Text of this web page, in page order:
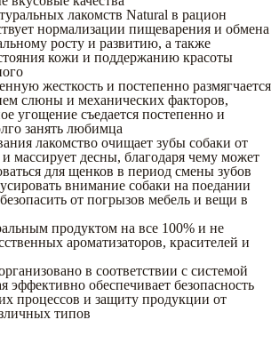
лакомств Natural в рацион
нормализации пищеварения и обмена
росту и развитию, а также
кожи и поддержанию красоты
жесткость и постепенно размягчается
слюны и механических факторов,
угощение съедается постепенно и
занять любимца
лакомство очищает зубы собаки от
массирует десны, благодаря чему может
для щенков в период смены зубов
внимание собаки на поедании
от погрызов мебель и вещи в
продуктом на все 100% и не
ароматизаторов, красителей и
в соответствии с системой
эффективно обеспечивает безопасность
процессов и защиту продукции от
типов